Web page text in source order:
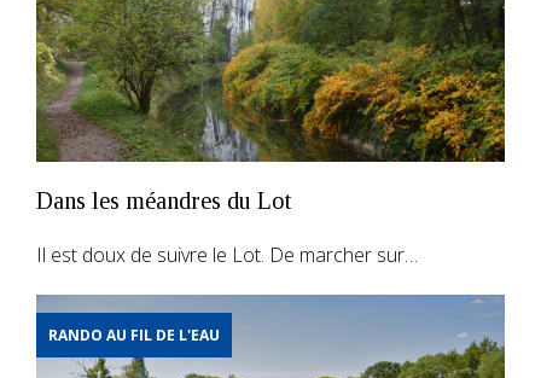
Dans les méandres du Lot
Il est doux de suivre le Lot. De marcher sur…
RANDO AU FIL DE L'EAU